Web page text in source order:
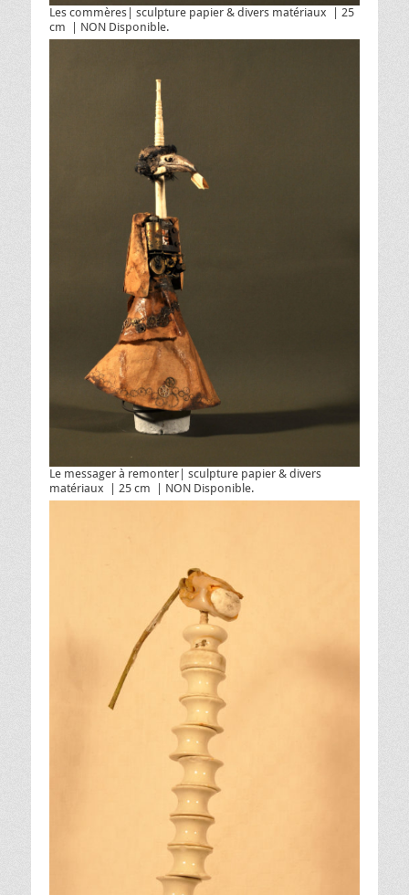
Les commères| sculpture papier & divers matériaux | 25
cm | NON Disponible.
Le messager à remonter| sculpture papier & divers
matériaux | 25 cm | NON Disponible.